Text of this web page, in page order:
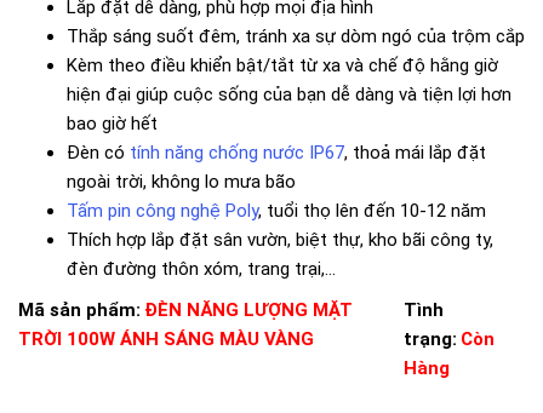
Lắp đặt dễ dàng, phù hợp mọi địa hình
Thắp sáng suốt đêm, tránh xa sự dòm ngó của trộm cắp
Kèm theo điều khiển bật/tắt từ xa và chế độ hằng giờ
hiện đại giúp cuộc sống của bạn dễ dàng và tiện lợi hơn
bao giờ hết
Đèn có tính năng chống nước IP67, thoả mái lắp đặt
ngoài trời, không lo mưa bão
Tấm pin công nghệ Poly, tuổi thọ lên đến 10-12 năm
Thích hợp lắp đặt sân vườn, biệt thự, kho bãi công ty,
đèn đường thôn xóm, trang trại,…
Mã sản phẩm: ĐÈN NĂNG LƯỢNG MẶT
TRỜI 100W ÁNH SÁNG MÀU VÀNG
Tình
trạng: Còn
Hàng